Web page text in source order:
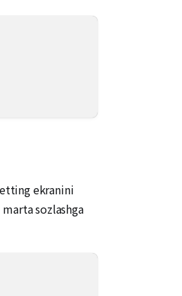
ekranini
sozlashga